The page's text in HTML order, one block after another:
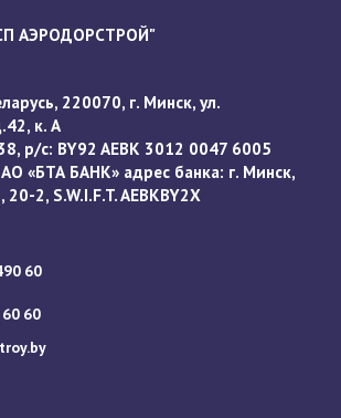
АЭРОДОРСТРОЙ"
220070, г. Минск, ул.
к. А
р/с: BY92 AEBK 3012 0047 6005
«БТА БАНК» адрес банка: г. Минск,
2, S.W.I.F.T. AEBKBY2X
60
60